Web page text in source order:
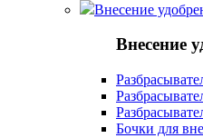
Внесение
Внесение
Бочки для